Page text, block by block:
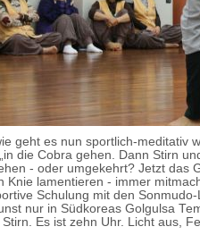
geht es nun sportlich-meditativ
die Cobra gehen. Dann Stirn
- oder umgekehrt? Jetzt das
Knie lamentieren - immer
Schulung mit den
nur in Südkoreas Golgulsa
Es ist zehn Uhr. Licht aus,